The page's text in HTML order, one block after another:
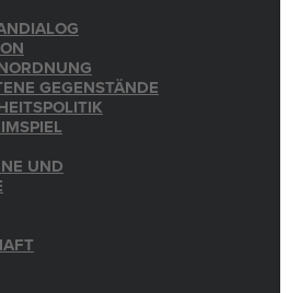
GEGENSTÄNDE
UND